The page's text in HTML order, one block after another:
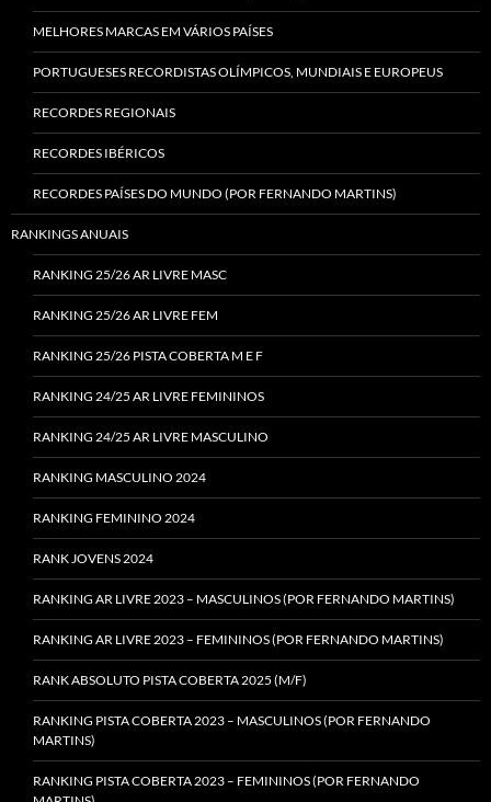
MELHORES MARCAS EM VÁRIOS PAÍSES
PORTUGUESES RECORDISTAS OLÍMPICOS, MUNDIAIS E EUROPEUS
RECORDES REGIONAIS
RECORDES IBÉRICOS
RECORDES PAÍSES DO MUNDO (POR FERNANDO MARTINS)
RANKINGS ANUAIS
RANKING 25/26 AR LIVRE MASC
RANKING 25/26 AR LIVRE FEM
RANKING 25/26 PISTA COBERTA M E F
RANKING 24/25 AR LIVRE FEMININOS
RANKING 24/25 AR LIVRE MASCULINO
RANKING MASCULINO 2024
RANKING FEMININO 2024
RANK JOVENS 2024
RANKING AR LIVRE 2023 – MASCULINOS (POR FERNANDO MARTINS)
RANKING AR LIVRE 2023 – FEMININOS (POR FERNANDO MARTINS)
RANK ABSOLUTO PISTA COBERTA 2025 (M/F)
RANKING PISTA COBERTA 2023 – MASCULINOS (POR FERNANDO
MARTINS)
RANKING PISTA COBERTA 2023 – FEMININOS (POR FERNANDO